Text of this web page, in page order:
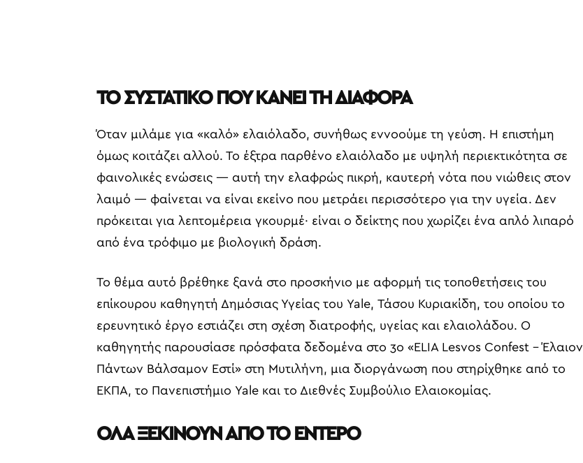
ΤΟ ΣΥΣΤΑΤΙΚΟ ΠΟΥ ΚΑΝΕΙ ΤΗ ΔΙΑΦΟΡΑ
Όταν μιλάμε για «καλό» ελαιόλαδο, συνήθως εννοούμε τη γεύση. Η επιστήμη
όμως κοιτάζει αλλού. Το έξτρα παρθένο ελαιόλαδο με υψηλή περιεκτικότητα σε
φαινολικές ενώσεις — αυτή την ελαφρώς πικρή, καυτερή νότα που νιώθεις στον
λαιμό — φαίνεται να είναι εκείνο που μετράει περισσότερο για την υγεία. Δεν
πρόκειται για λεπτομέρεια γκουρμέ· είναι ο δείκτης που χωρίζει ένα απλό λιπαρό
από ένα τρόφιμο με βιολογική δράση.
Το θέμα αυτό βρέθηκε ξανά στο προσκήνιο με αφορμή τις τοποθετήσεις του
επίκουρου καθηγητή Δημόσιας Υγείας του Yale, Τάσου Κυριακίδη, του οποίου το
ερευνητικό έργο εστιάζει στη σχέση διατροφής, υγείας και ελαιολάδου. Ο
καθηγητής παρουσίασε πρόσφατα δεδομένα στο 3ο «ELIA Lesvos Confest – Έλαιον
Πάντων Βάλσαμον Εστί» στη Μυτιλήνη, μια διοργάνωση που στηρίχθηκε από το
ΕΚΠΑ, το Πανεπιστήμιο Yale και το Διεθνές Συμβούλιο Ελαιοκομίας.
ΟΛΑ ΞΕΚΙΝΟΥΝ ΑΠΟ ΤΟ ΕΝΤΕΡΟ